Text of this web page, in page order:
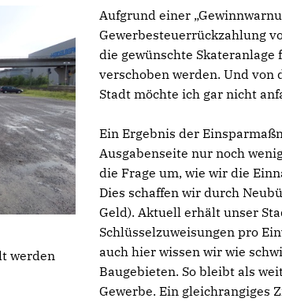
werden
Aufgrund einer
Gewerbesteuerrückzahlung
die gewünschte
verschoben werden. Und von
Stadt möchte ich gar nicht
Ein Ergebnis der
Ausgabenseite nur noch
die Frage um, wie wir die
Dies schaffen wir durch
Geld). Aktuell erhält unser
Schlüsselzuweisungen pro
auch hier wissen wir wie
Baugebieten. So bleibt als
Gewerbe. Ein gleichrangiges